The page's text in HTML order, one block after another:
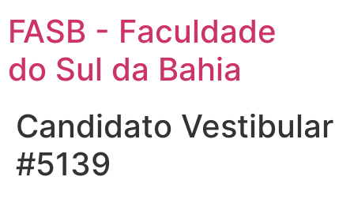
FASB - Faculdade
do Sul da Bahia
Candidato Vestibular
#5139